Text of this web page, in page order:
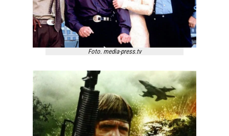
Foto. media-press.tv